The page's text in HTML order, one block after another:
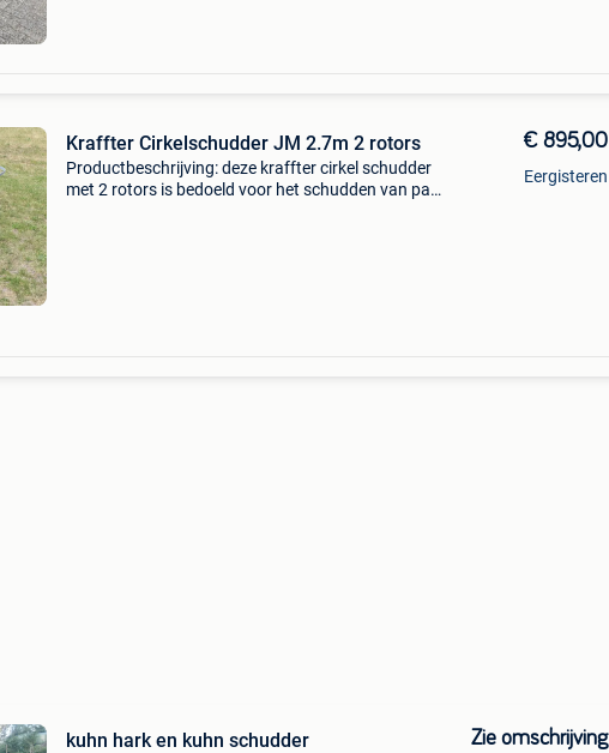
Kraffter Cirkelschudder JM 2.7m 2 rotors
Productbeschrijving: deze kraffter cirkel schudder
met 2 rotors is bedoeld voor het schudden van pas
€ 895,00
Eergisteren
kuhn hark en kuhn schudder Zie omschrijving